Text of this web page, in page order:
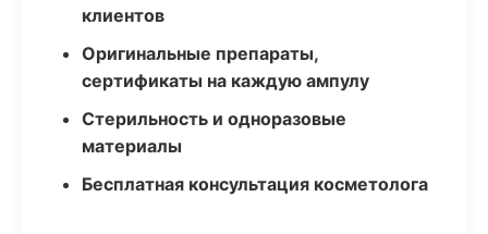
клиентов
Оригинальные препараты,
сертификаты на каждую ампулу
Стерильность и одноразовые
материалы
Бесплатная консультация косметолога